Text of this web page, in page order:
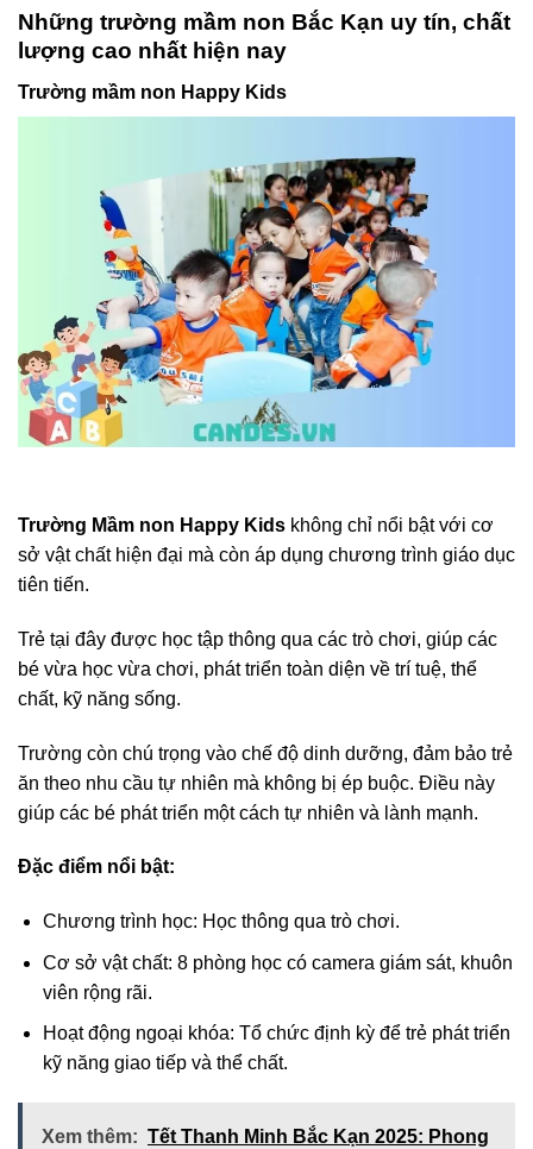
Những trường mầm non Bắc Kạn uy tín, chất
lượng cao nhất hiện nay
Trường mầm non Happy Kids
Trường Mầm non Happy Kids không chỉ nổi bật với cơ
sở vật chất hiện đại mà còn áp dụng chương trình giáo dục
tiên tiến.
Trẻ tại đây được học tập thông qua các trò chơi, giúp các
bé vừa học vừa chơi, phát triển toàn diện về trí tuệ, thể
chất, kỹ năng sống.
Trường còn chú trọng vào chế độ dinh dưỡng, đảm bảo trẻ
ăn theo nhu cầu tự nhiên mà không bị ép buộc. Điều này
giúp các bé phát triển một cách tự nhiên và lành mạnh.
Đặc điểm nổi bật:
Chương trình học: Học thông qua trò chơi.
Cơ sở vật chất: 8 phòng học có camera giám sát, khuôn
viên rộng rãi.
Hoạt động ngoại khóa: Tổ chức định kỳ để trẻ phát triển
kỹ năng giao tiếp và thể chất.
Xem thêm: Tết Thanh Minh Bắc Kạn 2025: Phong